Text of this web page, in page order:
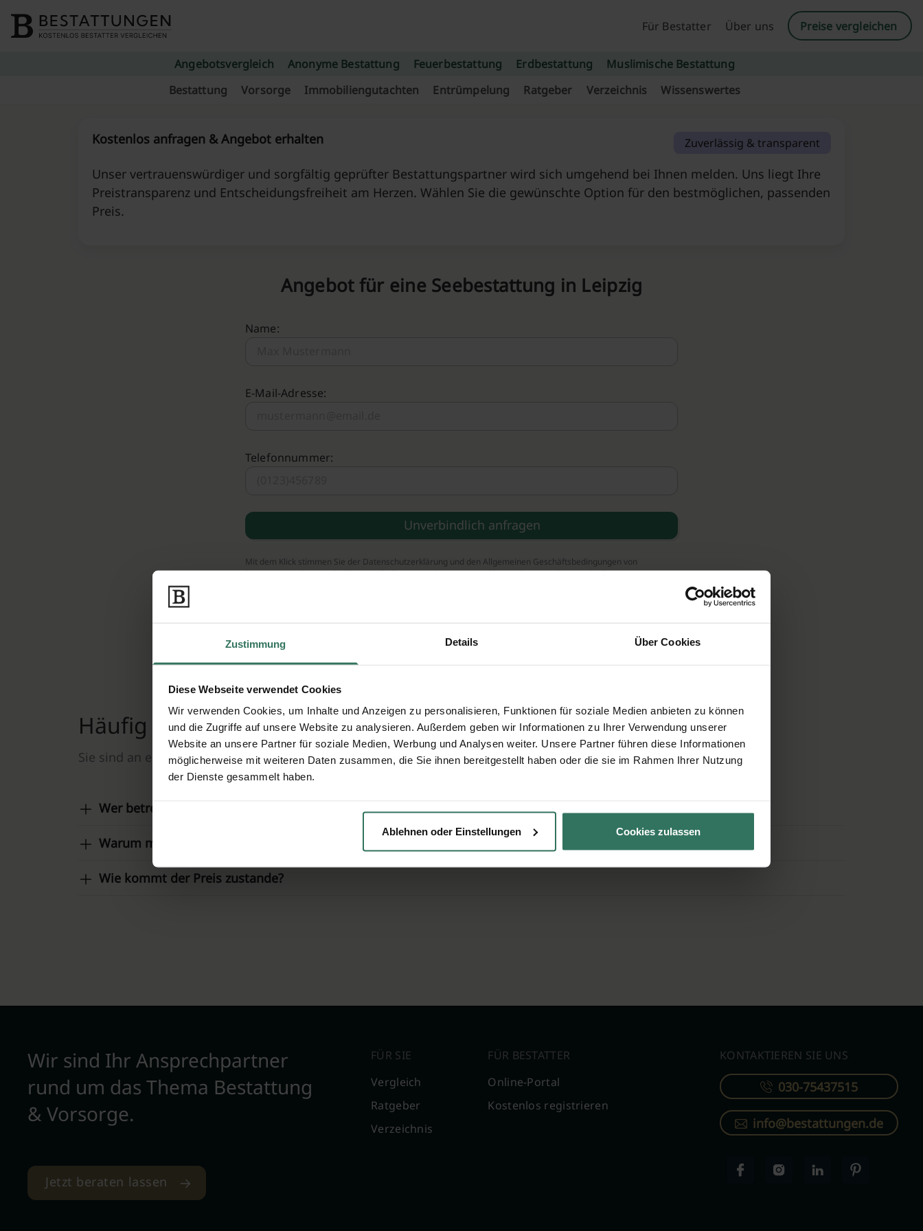
Zustimmung Details Über Cookies
Diese Webseite verwendet Cookies
Wir verwenden Cookies, um Inhalte und Anzeigen zu personalisieren, Funktionen für soziale Medien anbieten zu können
und die Zugriffe auf unsere Website zu analysieren. Außerdem geben wir Informationen zu Ihrer Verwendung unserer
Website an unsere Partner für soziale Medien, Werbung und Analysen weiter. Unsere Partner führen diese Informationen
möglicherweise mit weiteren Daten zusammen, die Sie ihnen bereitgestellt haben oder die sie im Rahmen Ihrer Nutzung
der Dienste gesammelt haben.
Ablehnen oder Einstellungen Cookies zulassen
Für Bestatter
Über uns Preise vergleichen
Angebotsvergleich Anonyme Bestattung Feuerbestattung Erdbestattung
Muslimische Bestattung
Bestattung
Vorsorge Immobiliengutachten Entrümpelung Ratgeber Verzeichnis Wissenswertes
Kostenlos anfragen & Angebot erhalten Zuverlässig & transparent
Unser vertrauenswürdiger und sorgfältig geprüfter Bestattungspartner wird sich umgehend bei Ihnen melden. Uns liegt Ihre
Preistransparenz und Entscheidungsfreiheit am Herzen. Wählen Sie die gewünschte Option für den bestmöglichen, passenden
Preis.
Angebot für eine Seebestattung in Leipzig
Name:
E-Mail-Adresse:
Telefonnummer:
Mit dem Klick stimmen Sie der Datenschutzerklärung und den Allgemeinen Geschäftsbedingungen von
Bestattungen.de zu und willigen in die Datenverarbeitung ein, inklusive der Weiterleitung der Daten an unsere
Häufig gestellte Fragen
Sie sind an einer reibungslosen, respektvollen aber günstigen Bestattung interessiert? Wir beantworten Ihre Fragen.
Wer betreibt diese Website?
Warum muss ich eine Anfrage ausfüllen?
Wie kommt der Preis zustande?
Wir sind Ihr Ansprechpartner
rund um das Thema Bestattung
& Vorsorge.
Jetzt beraten lassen
FÜR SIE
Vergleich
Ratgeber
Verzeichnis
FÜR BESTATTER
Online-Portal
Kostenlos registrieren
KONTAKTIEREN SIE UNS
030-75437515
info@bestattungen.de